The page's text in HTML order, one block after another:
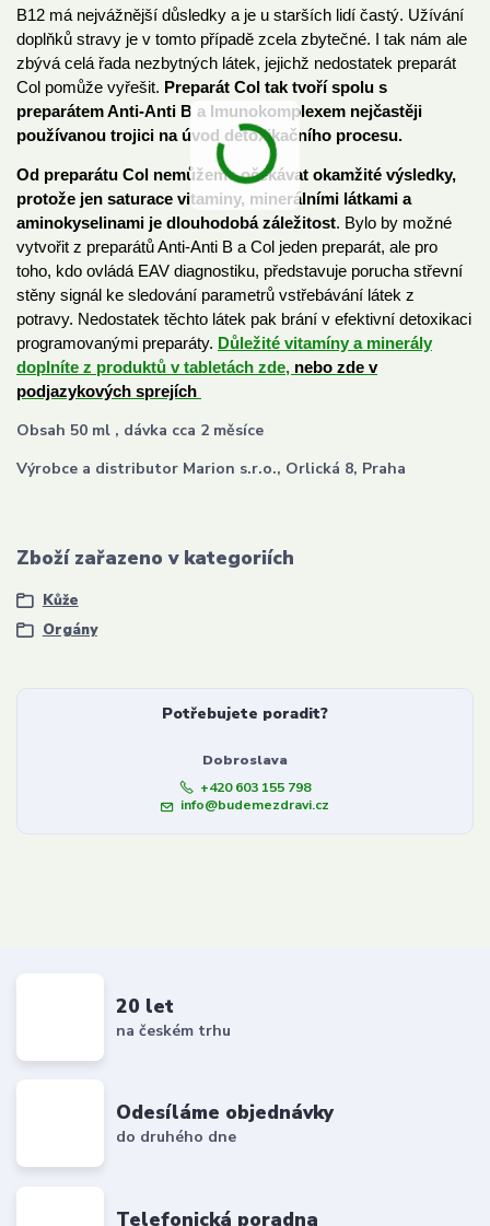
B12 má nejvážnější důsledky a je u starších lidí častý. Užívání
doplňků stravy je v tomto případě zcela zbytečné. I tak nám ale
zbývá celá řada nezbytných látek, jejichž nedostatek preparát
Col pomůže vyřešit. Preparát Col tak tvoří spolu s
preparátem Anti-Anti B a Imunokomplexem nejčastěji
používanou trojici na úvod detoxikačního procesu.
Od preparátu Col nemůžeme očekávat okamžité výsledky,
protože jen saturace vitaminy, minerálními látkami a
aminokyselinami je dlouhodobá záležitost. Bylo by možné
vytvořit z preparátů Anti-Anti B a Col jeden preparát, ale pro
toho, kdo ovládá EAV diagnostiku, představuje porucha střevní
stěny signál ke sledování parametrů vstřebávání látek z
potravy. Nedostatek těchto látek pak brání v efektivní detoxikaci
programovanými preparáty. Důležité vitamíny a minerály
doplníte z produktů v tabletách zde, nebo zde v
podjazykových sprejích
Obsah 50 ml , dávka cca 2 měsíce
Výrobce a distributor Marion s.r.o., Orlická 8, Praha
Zboží zařazeno v kategoriích
Kůže
Orgány
Potřebujete poradit?
Dobroslava
+420 603 155 798
info@budemezdravi.cz
20 let
na českém trhu
Odesíláme objednávky
do druhého dne
Telefonická poradna